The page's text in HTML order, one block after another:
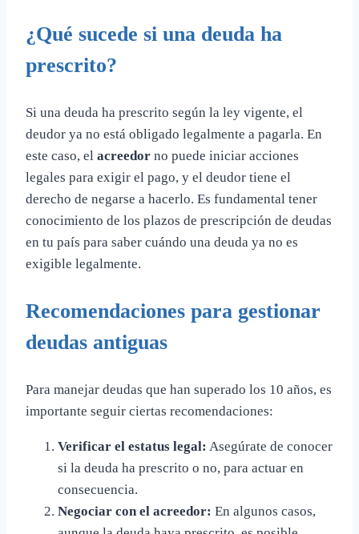
¿Qué sucede si una deuda ha
prescrito?
Si una deuda ha prescrito según la ley vigente, el
deudor ya no está obligado legalmente a pagarla. En
este caso, el acreedor no puede iniciar acciones
legales para exigir el pago, y el deudor tiene el
derecho de negarse a hacerlo. Es fundamental tener
conocimiento de los plazos de prescripción de deudas
en tu país para saber cuándo una deuda ya no es
exigible legalmente.
Recomendaciones para gestionar
deudas antiguas
Para manejar deudas que han superado los 10 años, es
importante seguir ciertas recomendaciones:
Verificar el estatus legal: Asegúrate de conocer
si la deuda ha prescrito o no, para actuar en
consecuencia.
Negociar con el acreedor: En algunos casos,